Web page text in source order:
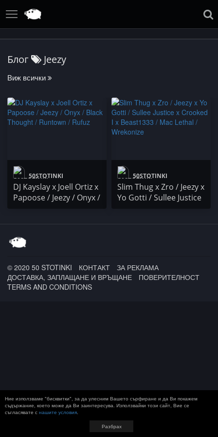
Блог Jeezy
Виж всички
50STOTINKI
DJ Kayslay x Joell Ortiz x
Papoose / Jeezy / Onyx /
50STOTINKI
Slim Thug x Zro / Jeezy x
Yo Gotti / Sullee Justice
© 2020 50 STOTINKI КОНТАКТ
ЗА РЕКЛАМА
ДОСТАВКА, ЗАПЛАЩАНЕ И ВРЪЩАНЕ
ПОВЕРИТЕЛНОСТ
TERMS AND CONDITIONS
Ние използваме "бисквитки", за да улесним Вашето сърфиране и да Ви покажем
съдържание, което може да Ви заинтересува. Използвайки този сайт, Вие се
съгласявате с нашите условия.
Разбрах